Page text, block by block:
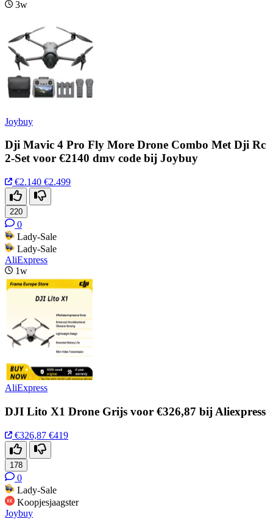
3w
Joybuy
Dji Mavic 4 Pro Fly More Drone Combo Met Dji Rc
2-Set voor €2140 dmv code bij Joybuy
€2.140 €2.499
220
0
Lady-Sale
Lady-Sale
AliExpress
1w
AliExpress
DJI Lito X1 Drone Grijs voor €326,87 bij Aliexpress
€326,87 €419
178
0
Lady-Sale
Koopjesjaagster
Joybuy